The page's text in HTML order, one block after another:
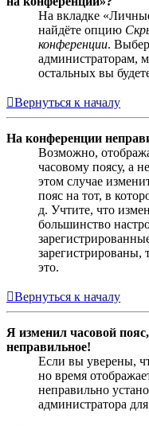
На вкладке
найдёте опцию
конференции.
администраторам,
остальных вы
Вернуться к началу
На конференции
Возможно,
часовому поясу, а
этом случае
пояс на тот, в
д. Учтите, что
большинство
зарегистрированы,
это.
Вернуться к началу
Я изменил часовой
неправильное!
Если вы уверены,
но время
неправильно
администратора